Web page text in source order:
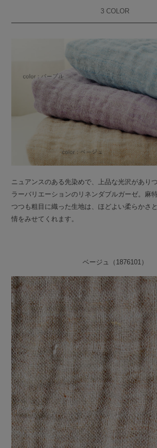
3 COLOR
ニュアンスのある先染めで、上品な光沢があり
ラーバリエーションのリネンダブルガーゼ。麻
つつも粗目に織った生地は、ほどよい柔らかさ
情をみせてくれます。
ベージュ（1876101）